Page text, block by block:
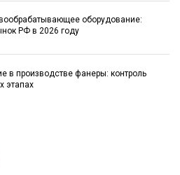
оборудование:
РФ в 2026 году
в производстве фанеры: контроль
этапах